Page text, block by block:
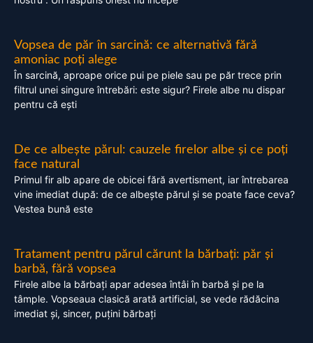
Vopsea de păr în sarcină: ce alternativă fără
amoniac poți alege
În sarcină, aproape orice pui pe piele sau pe păr trece prin
filtrul unei singure întrebări: este sigur? Firele albe nu dispar
pentru că ești
De ce albește părul: cauzele firelor albe și ce poți
face natural
Primul fir alb apare de obicei fără avertisment, iar întrebarea
vine imediat după: de ce albește părul și se poate face ceva?
Vestea bună este
Tratament pentru părul cărunt la bărbați: păr și
barbă, fără vopsea
Firele albe la bărbați apar adesea întâi în barbă și pe la
tâmple. Vopseaua clasică arată artificial, se vede rădăcina
imediat și, sincer, puțini bărbați